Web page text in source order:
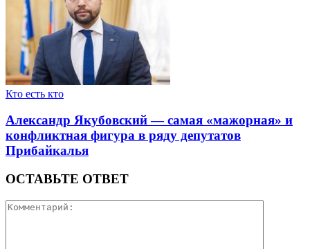
Кто есть кто
Александр Якубовский — самая «мажорная» и
конфликтная фигура в ряду депутатов
Прибайкалья
ОСТАВЬТЕ ОТВЕТ